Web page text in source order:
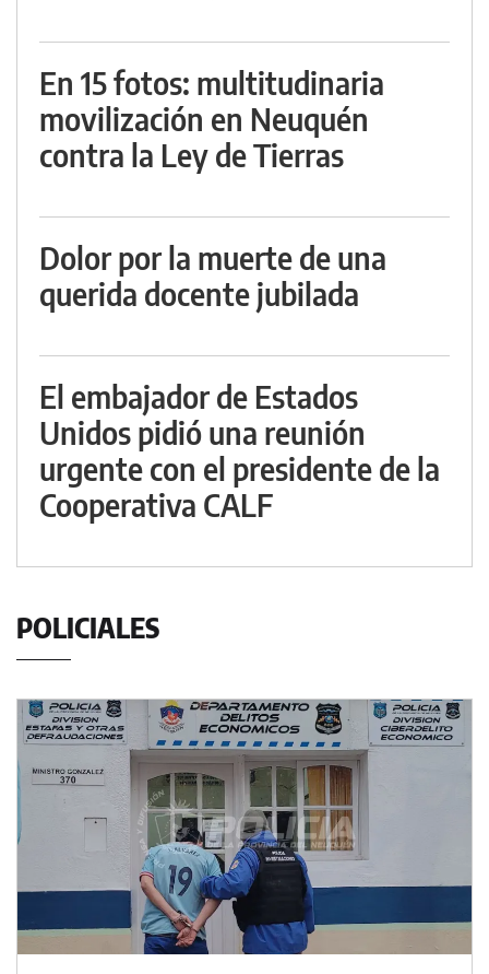
En 15 fotos: multitudinaria
movilización en Neuquén
contra la Ley de Tierras
Dolor por la muerte de una
querida docente jubilada
El embajador de Estados
Unidos pidió una reunión
urgente con el presidente de la
Cooperativa CALF
POLICIALES